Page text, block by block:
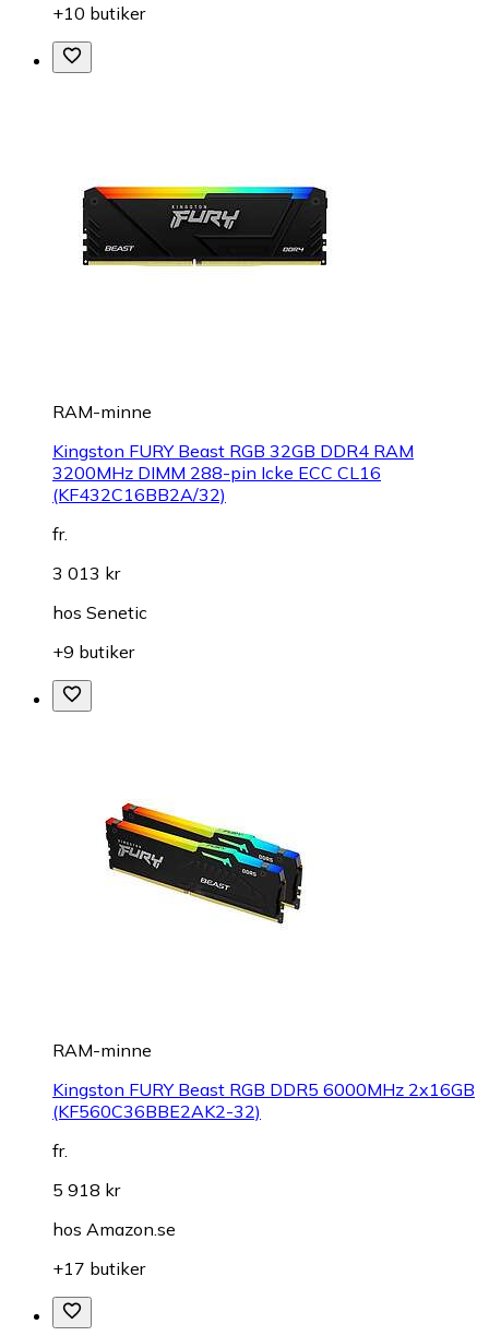
+10 butiker
RAM-minne
Kingston FURY Beast RGB 32GB DDR4 RAM
3200MHz DIMM 288-pin Icke ECC CL16
(KF432C16BB2A/32)
fr.
3 013 kr
hos Senetic
+9 butiker
RAM-minne
Kingston FURY Beast RGB DDR5 6000MHz 2x16GB
(KF560C36BBE2AK2-32)
fr.
5 918 kr
hos Amazon.se
+17 butiker